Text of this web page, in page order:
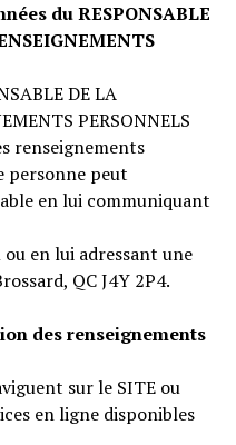
du RESPONSABLE
DE LA
PERSONNELS
renseignements
personne peut
en lui communiquant
en lui adressant une
QC J4Y 2P4.
des renseignements
sur le SITE ou
en ligne disponibles